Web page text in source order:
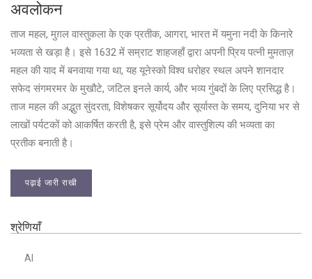
अवलोकन
ताज महल, मुग़ल वास्तुकला के एक प्रतीक, आगरा, भारत में यमुना नदी के किनारे
भव्यता से खड़ा है। इसे 1632 में सम्राट शाहजहाँ द्वारा अपनी प्रिय पत्नी मुमताज़
महल की याद में बनवाया गया था, यह यूनेस्को विश्व धरोहर स्थल अपने शानदार
सफेद संगमरमर के मुखौटे, जटिल इनले कार्य, और भव्य गुंबदों के लिए प्रसिद्ध है।
ताज महल की अद्भुत सुंदरता, विशेषकर सूर्योदय और सूर्यास्त के समय, दुनिया भर से
लाखों पर्यटकों को आकर्षित करती है, इसे प्रेम और वास्तुशिल्प की भव्यता का
प्रतीक बनाती है।
पढ़ाई जारी राखी
श्रेणियाँ
AI